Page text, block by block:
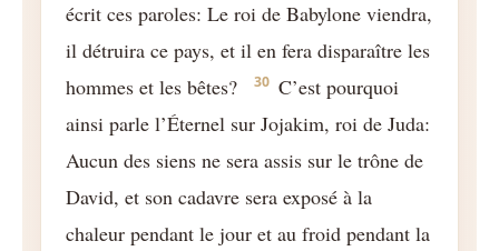
écrit ces paroles: Le roi de Babylone viendra,
il détruira ce pays, et il en fera disparaître les
hommes et les bêtes?
30 C’est pourquoi
ainsi parle l’Éternel sur Jojakim, roi de Juda:
Aucun des siens ne sera assis sur le trône de
David, et son cadavre sera exposé à la
chaleur pendant le jour et au froid pendant la